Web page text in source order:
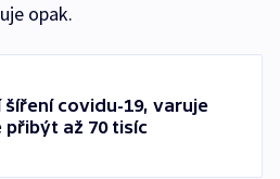
opak.
covidu-19, varuje
přibýt až 70 tisíc